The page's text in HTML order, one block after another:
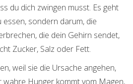
du dich zwingen musst. Es geht
sondern darum, die
die dein Gehirn sendet,
Zucker, Salz oder Fett.
weil sie die Ursache angehen,
wahre Hunger kommt vom Magen,